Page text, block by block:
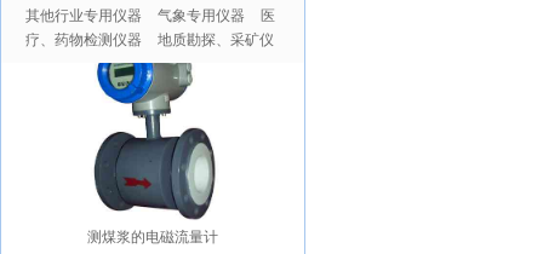
其他行业专用仪器 气象专用仪器
医
疗、药物检测仪器
地质勘探、采矿仪
测煤浆的电磁流量计